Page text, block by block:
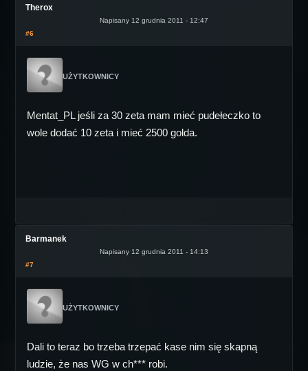
Therox
Napisany 12 grudnia 2011 - 12:47
#6
UŻYTKOWNICY
Mentat_PL jeśli za 30 zeta mam mieć pudełeczko to
wole dodać 10 zeta i mieć 2500 golda.
Barmanek
Napisany 12 grudnia 2011 - 14:13
#7
UŻYTKOWNICY
Dali to teraz bo trzeba trzepać kase nim się skapną
ludzie, że nas WG w ch*** robi.